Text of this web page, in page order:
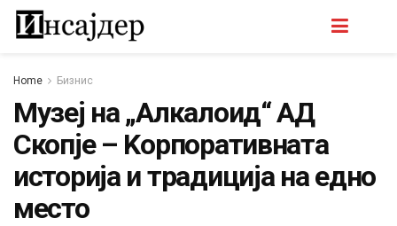
Home Бизнис
Музеј на „Алкалоид“ АД
Скопје – Kорпоративната
историја и традиција на едно
место